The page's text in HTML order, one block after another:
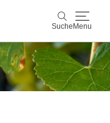
Suche Menu
Suche